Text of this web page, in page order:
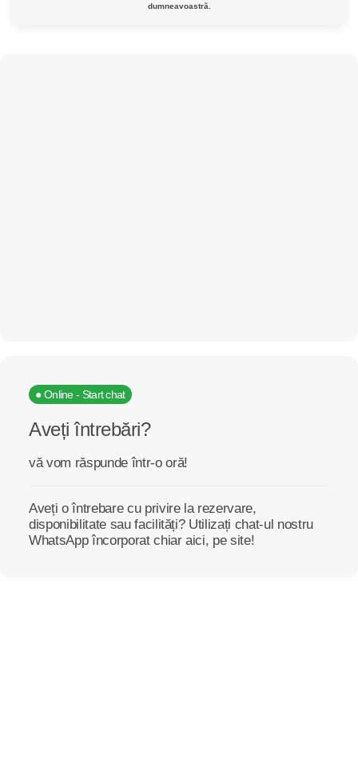
dumneavoastră.
● Online - Start chat
Aveți întrebări?
vă vom răspunde într-o oră!
Aveți o întrebare cu privire la rezervare,
disponibilitate sau facilități? Utilizați chat-ul nostru
WhatsApp încorporat chiar aici, pe site!